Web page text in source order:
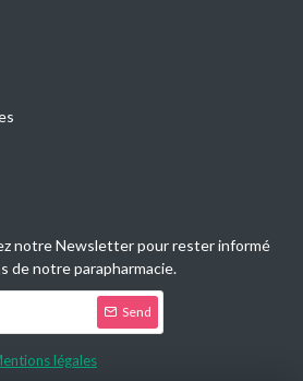
notre Newsletter pour rester informé
de notre parapharmacie.
Send
légales